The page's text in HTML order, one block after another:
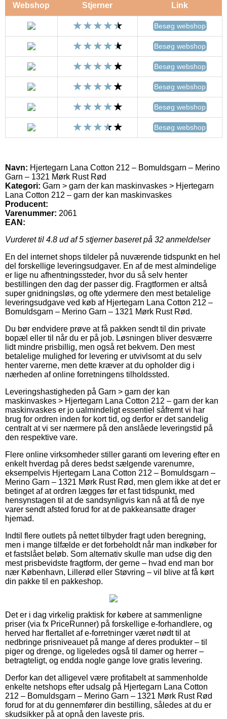
Webshop Stjerner Link
Besøg webshop
Besøg webshop
Besøg webshop
Besøg webshop
Besøg webshop
Besøg webshop
Navn: Hjertegarn Lana Cotton 212 – Bomuldsgarn – Merino
Garn – 1321 Mørk Rust Rød
Kategori: Garn > garn der kan maskinvaskes > Hjertegarn
Lana Cotton 212 – garn der kan maskinvaskes
Producent:
Varenummer: 2061
EAN:
Vurderet til 4.8 ud af 5 stjerner baseret på 32 anmeldelser
En del internet shops tildeler på nuværende tidspunkt en hel
del forskellige leveringsudgaver. En af de mest almindelige
er lige nu afhentningssteder, hvor du så selv henter
bestillingen den dag der passer dig. Fragtformen er altså
super gnidningsløs, og ofte ydermere den mest betalelige
leveringsudgave ved køb af Hjertegarn Lana Cotton 212 –
Bomuldsgarn – Merino Garn – 1321 Mørk Rust Rød.
Du bør endvidere prøve at få pakken sendt til din private
bopæl eller til når du er på job. Løsningen bliver desværre
lidt mindre prisbillig, men også ret bekvem. Den mest
betalelige mulighed for levering er utvivlsomt at du selv
henter varerne, men dette kræver at du opholder dig i
nærheden af online forretningens tilholdssted.
Leveringshastigheden på Garn > garn der kan
maskinvaskes > Hjertegarn Lana Cotton 212 – garn der kan
maskinvaskes er jo ualmindeligt essentiel såfremt vi har
brug for ordren inden for kort tid, og derfor er det sandelig
centralt at vi ser nærmere på den anslåede leveringstid på
den respektive vare.
Flere online virksomheder stiller garanti om levering efter en
enkelt hverdag på deres bedst sælgende varenumre,
eksempelvis Hjertegarn Lana Cotton 212 – Bomuldsgarn –
Merino Garn – 1321 Mørk Rust Rød, men glem ikke at det er
betinget af at ordren lægges før et fast tidspunkt, med
hensynstagen til at de sandsynligvis kan nå at få de nye
varer sendt afsted forud for at de pakkeansatte drager
hjemad.
Indtil flere outlets på nettet tilbyder fragt uden beregning,
men i mange tilfælde er det forbeholdt når man indkøber for
et fastslået beløb. Som alternativ skulle man udse dig den
mest prisbevidste fragtform, der gerne – hvad end man bor
nær København, Lillerød eller Støvring – vil blive at få kørt
din pakke til en pakkeshop.
Det er i dag virkelig praktisk for købere at sammenligne
priser (via fx PriceRunner) på forskellige e-forhandlere, og
herved har flertallet af e-forretninger været nødt til at
nedbringe prisniveauet på mange af deres produkter – til
piger og drenge, og ligeledes også til damer og herrer –
betragteligt, og endda nogle gange love gratis levering.
Derfor kan det alligevel være profitabelt at sammenholde
enkelte netshops efter udsalg på Hjertegarn Lana Cotton
212 – Bomuldsgarn – Merino Garn – 1321 Mørk Rust Rød
forud for at du gennemfører din bestilling, således at du er
skudsikker på at opnå den laveste pris.